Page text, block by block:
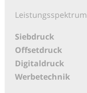
Leistungsspektrum
Siebdruck
Offsetdruck
Digitaldruck
Werbetechnik